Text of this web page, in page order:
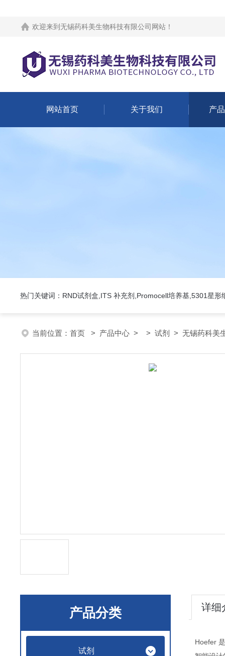
欢迎来到 无锡药科美生物科技有限公司网站 ！
网站首页 关于我们 产
热门关键词：RND试剂盒,ITS 补充剂,Promocell培养基,5301星形
当前位置： 首页 > 产品中心 > > 试剂 > 无锡药科美
产品分类
试剂
详细
Hoefer